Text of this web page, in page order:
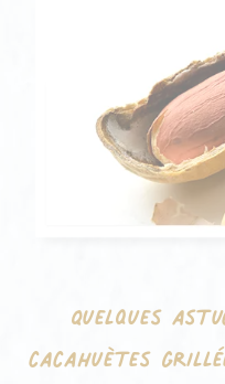
Quelques
cacahuètes